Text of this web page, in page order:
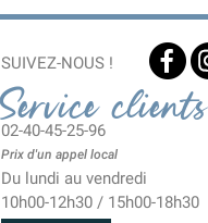
SUIVEZ-NOUS !
Service clients
02-40-45-25-96
Prix d'un appel local
Du lundi au vendredi
10h00-12h30 / 15h00-18h30